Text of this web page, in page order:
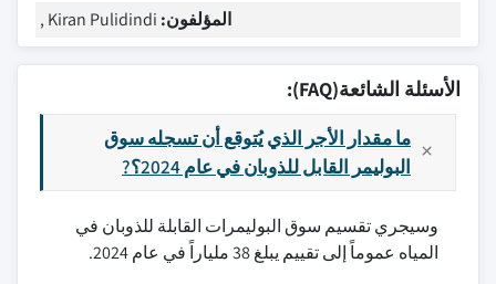
المؤلفون: Kiran Pulidindi ,
الأسئلة الشائعة(FAQ):
ما مقدار الأجر الذي يُتوقع أن تسجله سوق
البوليمر القابل للذوبان في عام 2024؟?
وسيجري تقسيم سوق البوليمرات القابلة للذوبان في
المياه عموماً إلى تقييم يبلغ 38 ملياراً في عام 2024.